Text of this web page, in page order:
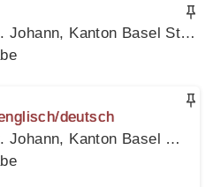
4056 Basel-St. Johann, Kanton Basel Stadt
deutsch
4056 Basel-St. Johann, Kanton Basel Stadt